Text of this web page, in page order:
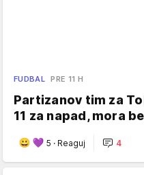
FUDBAL PRE 11 H
Partizanov tim za
11 za napad, mora
5 · Reaguj 4